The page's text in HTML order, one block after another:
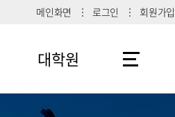
메인화면 로그인 회원가입
대학원